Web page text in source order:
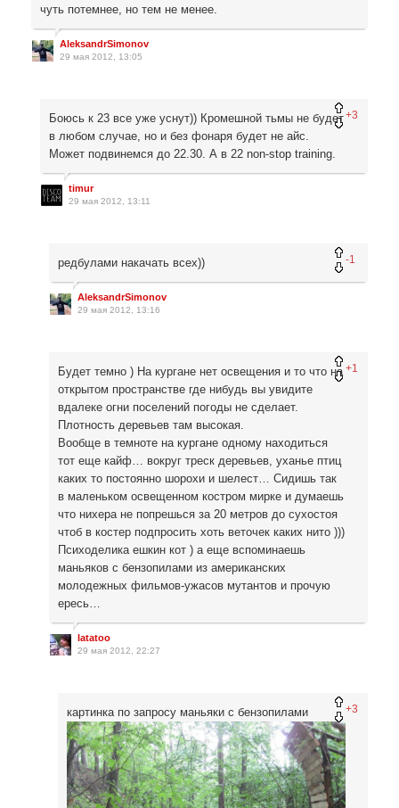
чуть потемнее, но тем не менее.
AleksandrSimonov
29 мая 2012, 13:05
+3
Боюсь к 23 все уже уснут)) Кромешной тьмы не будет
в любом случае, но и без фонаря будет не айс.
Может подвинемся до 22.30. А в 22 non-stop training.
timur
29 мая 2012, 13:11
-1
редбулами накачать всех))
AleksandrSimonov
29 мая 2012, 13:16
+1
Будет темно ) На кургане нет освещения и то что на
открытом пространстве где нибудь вы увидите
вдалеке огни поселений погоды не сделает.
Плотность деревьев там высокая.
Вообще в темноте на кургане одному находиться
тот еще кайф… вокруг треск деревьев, уханье птиц
каких то постоянно шорохи и шелест… Сидишь так
в маленьком освещенном костром мирке и думаешь
что нихера не попрешься за 20 метров до сухостоя
чтоб в костер подпросить хоть веточек каких нито )))
Психоделика ешкин кот ) а еще вспоминаешь
маньяков с бензопилами из американских
молодежных фильмов-ужасов мутантов и прочую
ересь…
latatoo
29 мая 2012, 22:27
+3
картинка по запросу маньяки с бензопилами